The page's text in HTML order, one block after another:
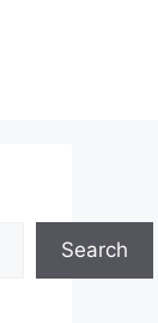
Search